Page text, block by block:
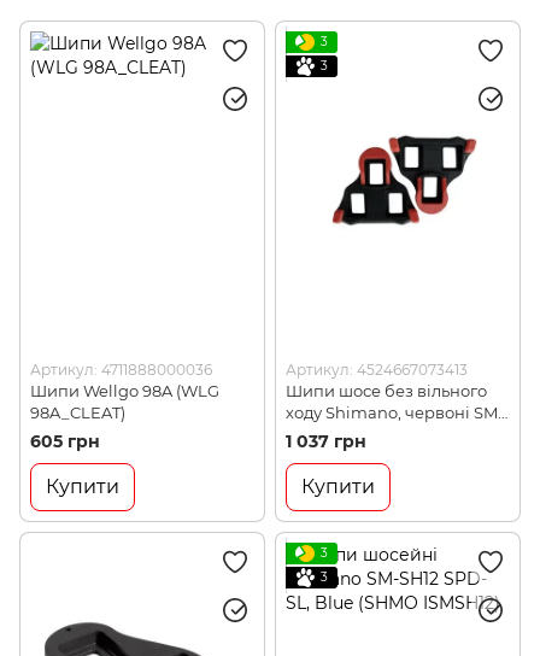
Артикул: 4711888000036
Шипи Wellgo 98A (WLG
98A_CLEAT)
605 грн
Купити
3
3
Артикул: 4524667073413
Шипи шосе без вільного
ходу Shimano, червоні SM-
SH10 (Y42U98020)
1 037 грн
Купити
3
3